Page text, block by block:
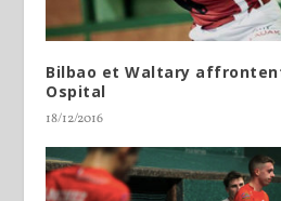
Bilbao et Waltary
Ospital
18/12/2016